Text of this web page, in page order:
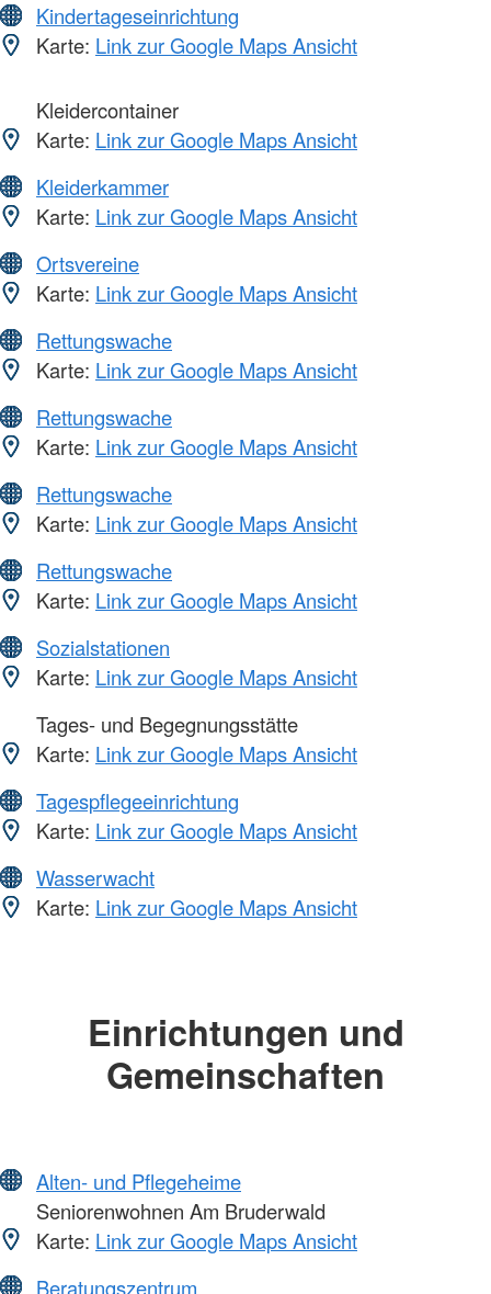
Kindertageseinrichtung
Karte: Link zur Google Maps Ansicht
Kleidercontainer
Karte: Link zur Google Maps Ansicht
Kleiderkammer
Karte: Link zur Google Maps Ansicht
Ortsvereine
Karte: Link zur Google Maps Ansicht
Rettungswache
Karte: Link zur Google Maps Ansicht
Rettungswache
Karte: Link zur Google Maps Ansicht
Rettungswache
Karte: Link zur Google Maps Ansicht
Rettungswache
Karte: Link zur Google Maps Ansicht
Sozialstationen
Karte: Link zur Google Maps Ansicht
Tages- und Begegnungsstätte
Karte: Link zur Google Maps Ansicht
Tagespflegeeinrichtung
Karte: Link zur Google Maps Ansicht
Wasserwacht
Karte: Link zur Google Maps Ansicht
Einrichtungen und
Gemeinschaften
Alten- und Pflegeheime
Seniorenwohnen Am Bruderwald
Karte: Link zur Google Maps Ansicht
Beratungszentrum